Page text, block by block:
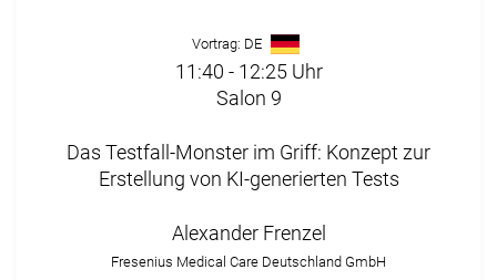
Vortrag: DE
11:40 - 12:25 Uhr
Salon 9
Das Testfall-Monster im Griff: Konzept zur
Erstellung von KI-generierten Tests
Alexander Frenzel
Fresenius Medical Care Deutschland GmbH